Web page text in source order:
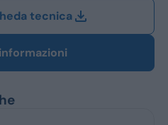
tecnica